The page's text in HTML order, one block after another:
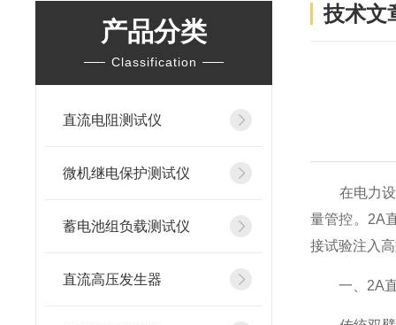
产品分类
Classification
直流电阻测试仪
微机继电保护测试仪
蓄电池组负载测试仪
直流高压发生器
技术文
在电力设备
量管控。2A
接试验注入
一、 2A